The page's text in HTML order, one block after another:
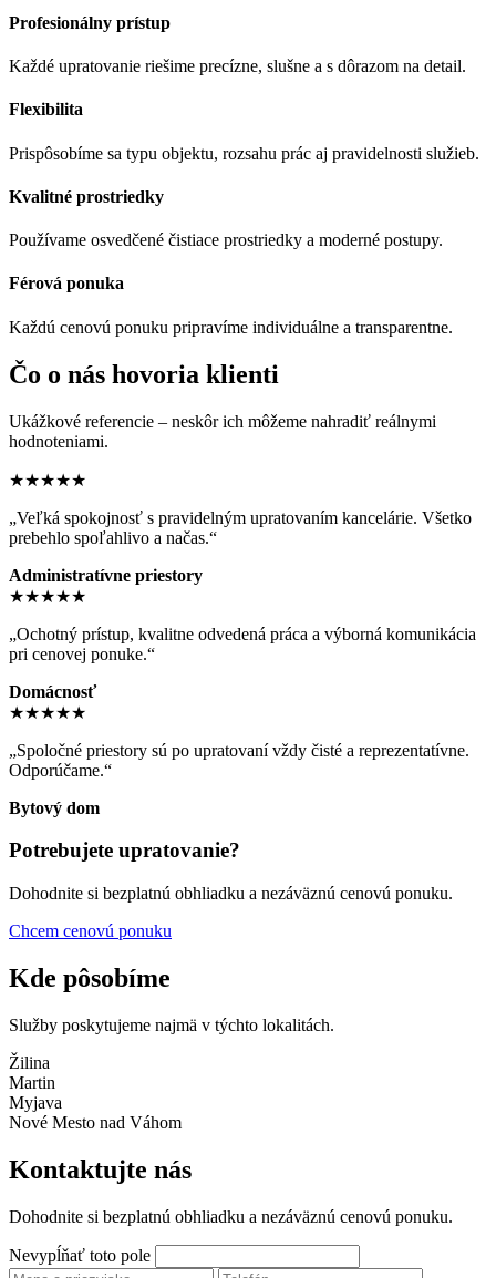
Profesionálny prístup
Každé upratovanie riešime precízne, slušne a s dôrazom na detail.
Flexibilita
Prispôsobíme sa typu objektu, rozsahu prác aj pravidelnosti služieb.
Kvalitné prostriedky
Používame osvedčené čistiace prostriedky a moderné postupy.
Férová ponuka
Každú cenovú ponuku pripravíme individuálne a transparentne.
Čo o nás hovoria klienti
Ukážkové referencie – neskôr ich môžeme nahradiť reálnymi
hodnoteniami.
★★★★★
„Veľká spokojnosť s pravidelným upratovaním kancelárie. Všetko
prebehlo spoľahlivo a načas.“
Administratívne priestory
★★★★★
„Ochotný prístup, kvalitne odvedená práca a výborná komunikácia
pri cenovej ponuke.“
Domácnosť
★★★★★
„Spoločné priestory sú po upratovaní vždy čisté a reprezentatívne.
Odporúčame.“
Bytový dom
Potrebujete upratovanie?
Dohodnite si bezplatnú obhliadku a nezáväznú cenovú ponuku.
Chcem cenovú ponuku
Kde pôsobíme
Služby poskytujeme najmä v týchto lokalitách.
Žilina
Martin
Myjava
Nové Mesto nad Váhom
Kontaktujte nás
Dohodnite si bezplatnú obhliadku a nezáväznú cenovú ponuku.
Nevypĺňať toto pole